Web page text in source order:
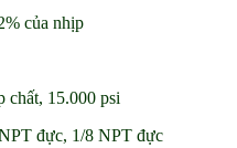
của nhịp
chất, 15.000 psi
đực, 1/8 NPT đực